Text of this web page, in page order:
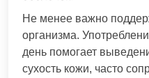
Не менее важно
организма.
день помогает
сухость кожи, часто